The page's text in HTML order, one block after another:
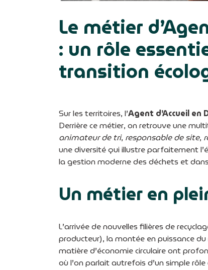
Le métier
: un rôle
transition
Sur les territoires, l’Agent d’Accueil en
Derrière ce métier, on retrouve une
animateur de tri, responsable de site,
une diversité qui illustre parfaitement
la gestion moderne des déchets et
Un métier en
L’arrivée de nouvelles filières de
producteur), la montée en puissance
matière d’économie circulaire ont
où l’on parlait autrefois d’un simple